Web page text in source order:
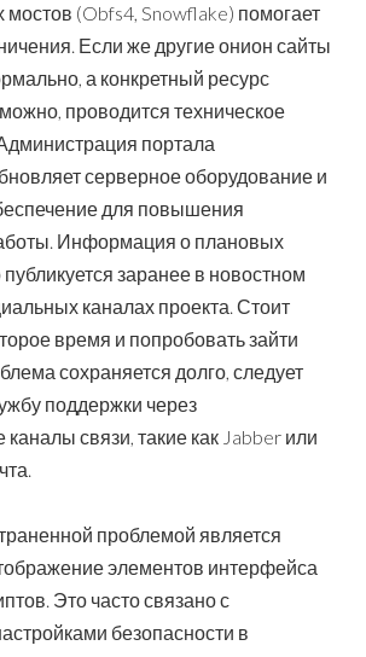
мостов (Obfs4, Snowflake) помогает
Если же другие онион сайты
а конкретный ресурс
проводится техническое
портала
серверное оборудование и
для повышения
Информация о плановых
заранее в новостном
каналах проекта. Стоит
время и попробовать зайти
сохраняется долго, следует
поддержки через
связи, такие как Jabber или
проблемой является
элементов интерфейса
Это часто связано с
безопасности в